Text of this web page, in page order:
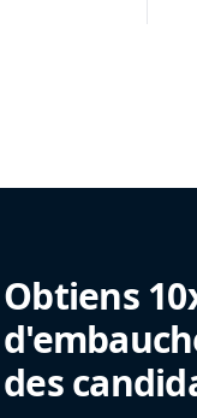
Obtiens
des